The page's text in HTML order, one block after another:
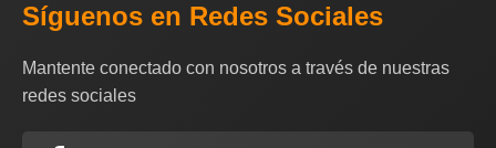
Síguenos en Redes Sociales
Mantente conectado con nosotros a través de nuestras
redes sociales